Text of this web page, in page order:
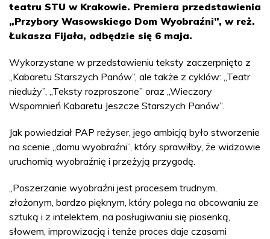
teatru STU w Krakowie. Premiera przedstawienia
„Przybory Wasowskiego Dom Wyobraźni”, w reż.
Łukasza Fijała, odbędzie się 6 maja.
Wykorzystane w przedstawieniu teksty zaczerpnięto z
„Kabaretu Starszych Panów”, ale także z cyklów: „Teatr
nieduży”, „Teksty rozproszone” oraz „Wieczory
Wspomnień Kabaretu Jeszcze Starszych Panów”.
Jak powiedział PAP reżyser, jego ambicją było stworzenie
na scenie „domu wyobraźni”, który sprawiłby, że widzowie
uruchomią wyobraźnię i przeżyją przygodę.
„Poszerzanie wyobraźni jest procesem trudnym,
złożonym, bardzo pięknym, który polega na obcowaniu ze
sztuką i z intelektem, na posługiwaniu się piosenką,
słowem, improwizacją i tenże proces daje czasami